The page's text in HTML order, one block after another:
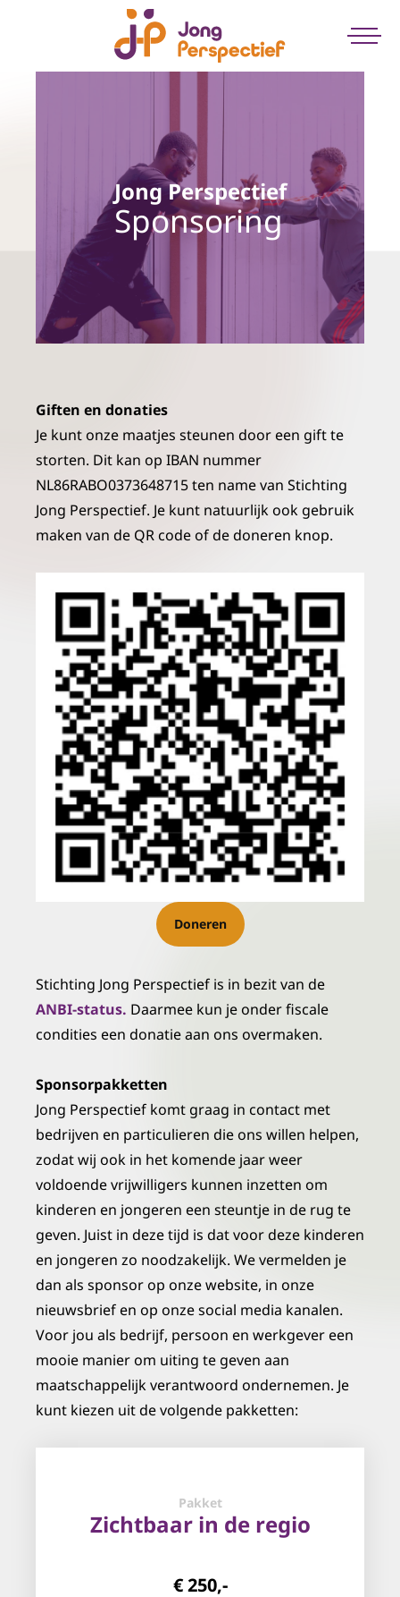
Jong Perspectief
Sponsoring
Giften en donaties
Je kunt onze maatjes steunen door een gift te
storten. Dit kan op IBAN nummer
NL86RABO0373648715 ten name van Stichting
Jong Perspectief. Je kunt natuurlijk ook gebruik
maken van de QR code of de doneren knop.
Doneren
Stichting Jong Perspectief is in bezit van de
ANBI-status. Daarmee kun je onder fiscale
condities een donatie aan ons overmaken.
Sponsorpakketten
Jong Perspectief komt graag in contact met
bedrijven en particulieren die ons willen helpen,
zodat wij ook in het komende jaar weer
voldoende vrijwilligers kunnen inzetten om
kinderen en jongeren een steuntje in de rug te
geven. Juist in deze tijd is dat voor deze kinderen
en jongeren zo noodzakelijk. We vermelden je
dan als sponsor op onze website, in onze
nieuwsbrief en op onze social media kanalen.
Voor jou als bedrijf, persoon en werkgever een
mooie manier om uiting te geven aan
maatschappelijk verantwoord ondernemen. Je
kunt kiezen uit de volgende pakketten:
Pakket
Zichtbaar in de regio
€ 250,-